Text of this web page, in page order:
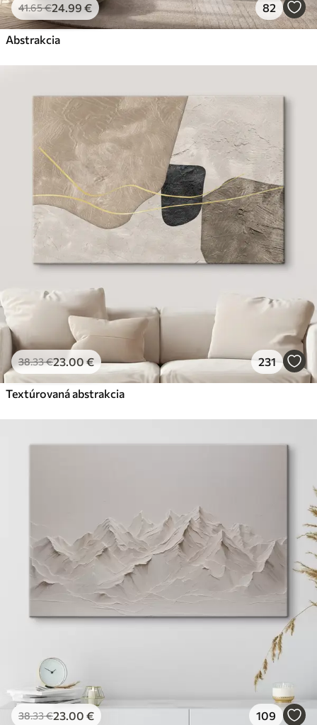
41.65€24.99 € 82
Abstrakcia
38.33€23.00€ 231
Textúrovaná abstrakcia
38.33€23.00 € 109